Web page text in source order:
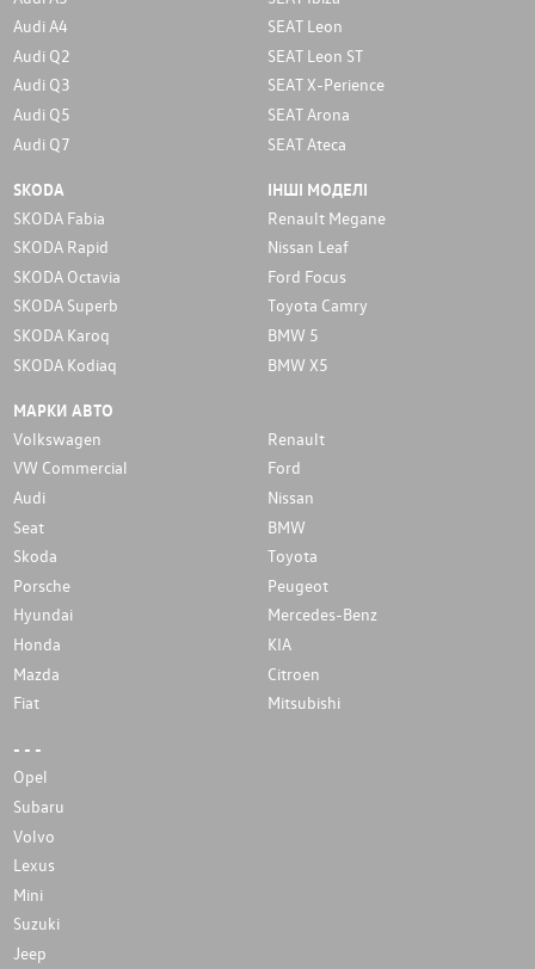
Audi A4
Audi Q2
Audi Q3
Audi Q5
Audi Q7
SEAT Leon
SEAT Leon ST
SEAT X-Perience
SEAT Arona
SEAT Ateca
SKODA
SKODA Fabia
SKODA Rapid
SKODA Octavia
SKODA Superb
SKODA Karoq
SKODA Kodiaq
ІНШІ МОДЕЛІ
Renault Megane
Nissan Leaf
Ford Focus
Toyota Camry
BMW 5
BMW X5
МАРКИ АВТО
Volkswagen
Renault
VW Commercial
Ford
Audi
Nissan
Seat
BMW
Skoda
Toyota
Porsche
Peugeot
Hyundai
Mercedes-Benz
Honda
KIA
Mazda
Citroen
Fiat
Mitsubishi
- - -
Opel
Subaru
Volvo
Lexus
Mini
Suzuki
Jeep